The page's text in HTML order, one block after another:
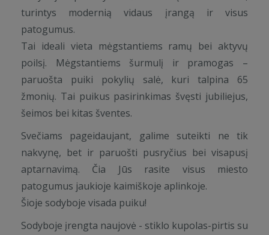
turintys modernią vidaus įrangą ir visus
patogumus.
Tai ideali vieta mėgstantiems ramų bei aktyvų
poilsį. Mėgstantiems šurmulį ir pramogas –
paruošta puiki pokylių salė, kuri talpina 65
žmonių. Tai puikus pasirinkimas švęsti jubiliejus,
šeimos bei kitas šventes.
Svečiams pageidaujant, galime suteikti ne tik
nakvynę, bet ir paruošti pusryčius bei visapusį
aptarnavimą. Čia Jūs rasite visus miesto
patogumus jaukioje kaimiškoje aplinkoje.
Šioje sodyboje visada puiku!
Sodyboje įrengta naujovė - stiklo kupolas-pirtis su